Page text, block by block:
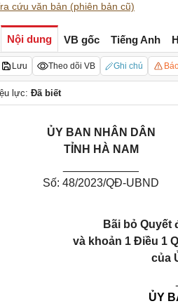
cứu văn bản (phiên bản cũ)
Nội dung VB gốc Tiếng Anh
Lưu Theo dõi VB Ghi chú
lực: Đã biết
ỦY BAN NHÂN DÂN
TỈNH HÀ NAM
Số: 48/2023/QĐ-UBND
Bãi bỏ Quyết
và khoản 1 Điều 1
của
ỦY